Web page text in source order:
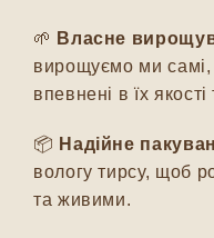
🌱 Власне
вирощуємо ми самі,
впевнені в їх якості
📦 Надійне
вологу тирсу, щоб
та живими.